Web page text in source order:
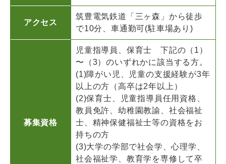
アクセス
筑豊電気鉄道「三ヶ森」から徒歩
で10分、車通勤可(駐車場あり)
募集資格
児童指導員、保育士 下記の（1）
〜（3）のいずれかに該当する方。
(1)障がい児、児童の支援経験が3年
以上の方（高卒は2年以上）
(2)保育士、児童指導員任用資格、
教員免許、幼稚園教諭、社会福祉
士、精神保健福祉士等の資格をお
持ちの方
(3)大学の学部で社会学、心理学、
社会福祉学、教育学を専修して卒